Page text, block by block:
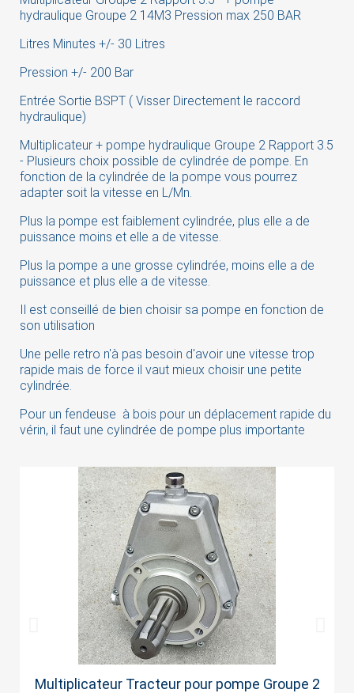
hydraulique Groupe 2 14M3 Pression max 250 BAR
Litres Minutes +/- 30 Litres
Pression +/- 200 Bar
Entrée Sortie BSPT ( Visser Directement le raccord
hydraulique)
Multiplicateur + pompe hydraulique Groupe 2 Rapport 3.5
- Plusieurs choix possible de cylindrée de pompe. En
fonction de la cylindrée de la pompe vous pourrez
adapter soit la vitesse en L/Mn.
Plus la pompe est faiblement cylindrée, plus elle a de
puissance moins et elle a de vitesse.
Plus la pompe a une grosse cylindrée, moins elle a de
puissance et plus elle a de vitesse.
Il est conseillé de bien choisir sa pompe en fonction de
son utilisation
Une pelle retro n'à pas besoin d'avoir une vitesse trop
rapide mais de force il vaut mieux choisir une petite
cylindrée.
Pour un fendeuse à bois pour un déplacement rapide du
vérin, il faut une cylindrée de pompe plus importante
Aperçu rapide
Multiplicateur Tracteur pour pompe Groupe 2
Sign in
You need to be logged in to save products in your